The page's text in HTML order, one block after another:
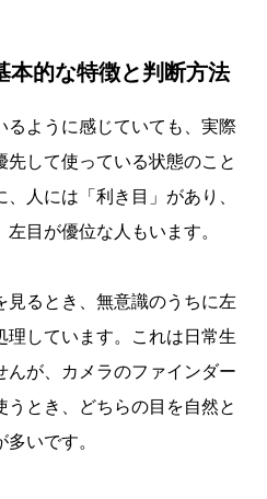
本的な特徴と判断方法
るように感じていても、実際
して使っている状態のこと
人には「利き目」があり、
目が優位な人もいます。
見るとき、無意識のうちに左
理しています。これは日常生
んが、カメラのファインダー
うとき、どちらの目を自然と
いです。